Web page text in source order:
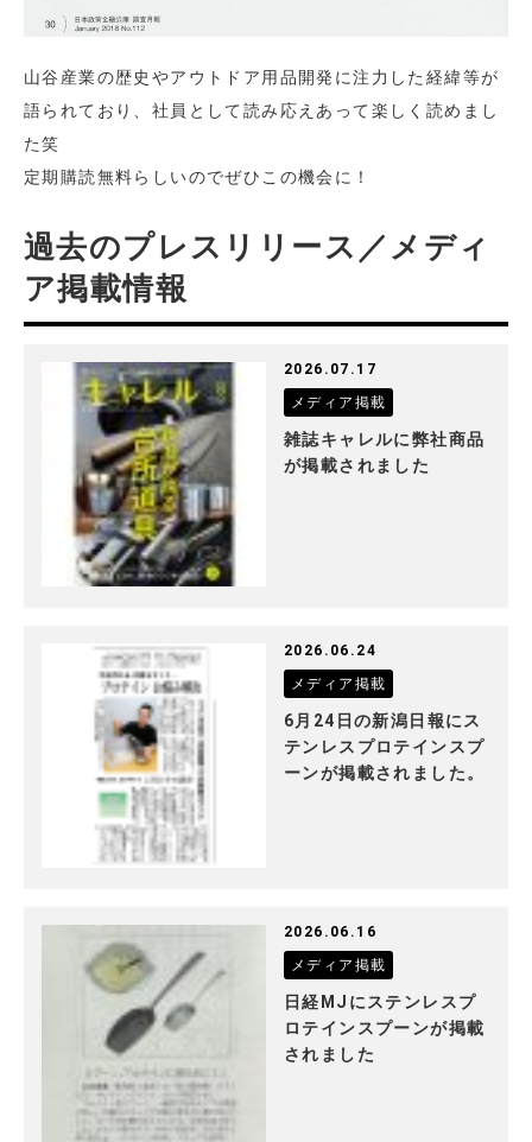
山谷産業の歴史やアウトドア用品開発に注力した経緯等が
語られており、社員として読み応えあって楽しく読めまし
た笑
定期購読無料らしいのでぜひこの機会に！
過去のプレスリリース／メディ
ア掲載情報
2026.07.17
メディア掲載
雑誌キャレルに弊社商品
が掲載されました
2026.06.24
メディア掲載
6月24日の新潟日報にス
テンレスプロテインスプ
ーンが掲載されました。
2026.06.16
メディア掲載
日経MJにステンレスプ
ロテインスプーンが掲載
されました